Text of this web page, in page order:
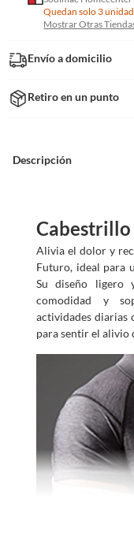
Quedan solo 3
Mostrar Otras
Envío a domicilio
Retiro en un punto
Descripción
Alivia el dolor y
Futuro, ideal para
Su diseño ligero
comodidad y
actividades diarias
para sentir el alivio